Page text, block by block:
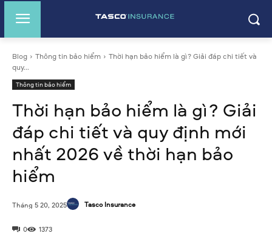
Blog Thông tin bảo hiểm
Thời hạn bảo hiểm là gì? Giải đáp chi tiết và
quy...
Thông tin bảo hiểm
Thời hạn bảo hiểm là gì? Giải
đáp chi tiết và quy định mới
nhất 2026 về thời hạn bảo
hiểm
0 1373
Tháng 5 20, 2025 Tasco Insurance